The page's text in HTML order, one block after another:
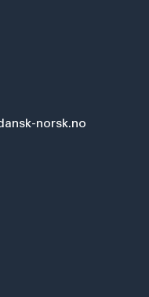
norsk.no